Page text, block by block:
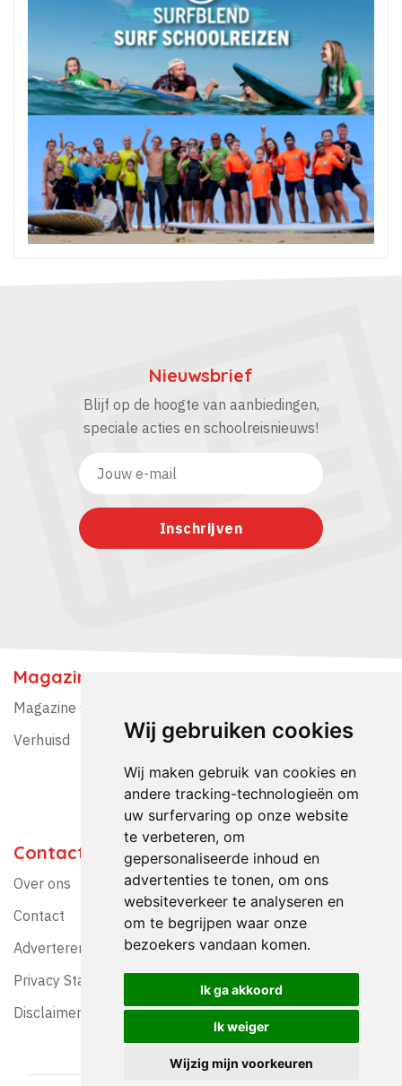
Wij gebruiken cookies
Wij maken gebruik van cookies en
andere tracking-technologieën om
uw surfervaring op onze website
te verbeteren, om
gepersonaliseerde inhoud en
advertenties te tonen, om ons
websiteverkeer te analyseren en
om te begrijpen waar onze
bezoekers vandaan komen.
Ik ga akkoord
Ik weiger
Wijzig mijn voorkeuren
Nieuwsbrief
Blijf op de hoogte van aanbiedingen,
speciale acties en schoolreisnieuws!
Magazine
Magazine gratis ontvangen?
Verhuisd
Contact
Over ons
Contact
Adverteren?
Privacy Statement
Disclaimer